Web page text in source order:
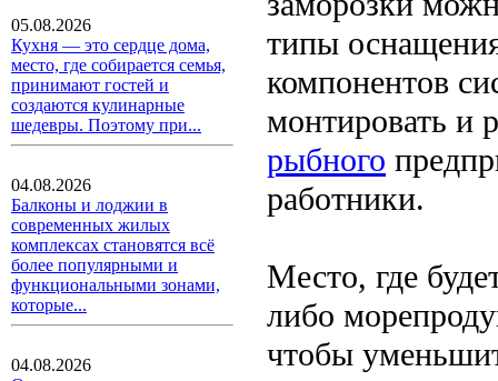
05.08.2026
Кухня — это сердце дома,
место, где собирается семья,
принимают гостей и
создаются кулинарные
шедевры. Поэтому при...
04.08.2026
Балконы и лоджии в
современных жилых
комплексах становятся всё
более популярными и
функциональными зонами,
которые...
04.08.2026
типы
компонентов
монтировать и
рыбного
работники.
Место, где
либо
чтобы